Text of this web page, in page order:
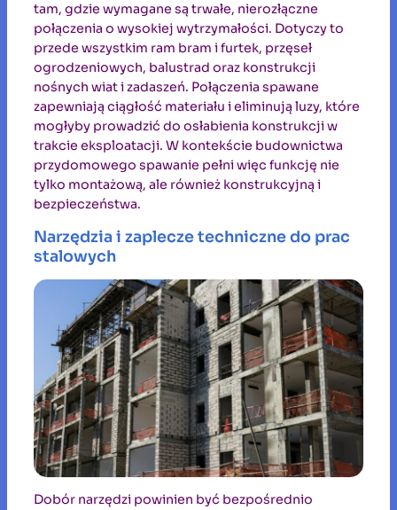
tam, gdzie wymagane są trwałe, nierozłączne
połączenia o wysokiej wytrzymałości. Dotyczy to
przede wszystkim ram bram i furtek, przęseł
ogrodzeniowych, balustrad oraz konstrukcji
nośnych wiat i zadaszeń. Połączenia spawane
zapewniają ciągłość materiału i eliminują luzy, które
mogłyby prowadzić do osłabienia konstrukcji w
trakcie eksploatacji. W kontekście budownictwa
przydomowego spawanie pełni więc funkcję nie
tylko montażową, ale również konstrukcyjną i
bezpieczeństwa.
Narzędzia i zaplecze techniczne do prac
stalowych
Dobór narzędzi powinien być bezpośrednio